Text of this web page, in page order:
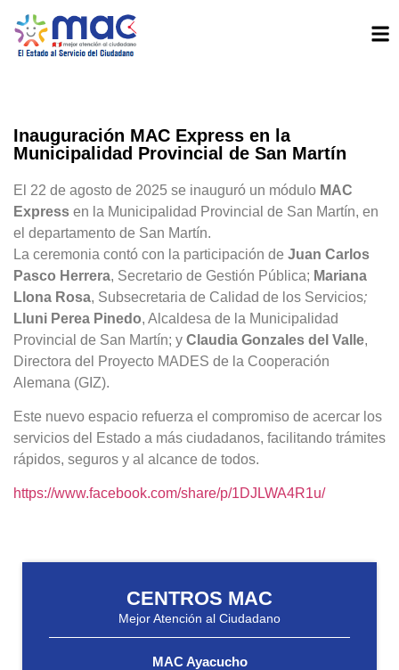
Inauguración MAC Express en la
Municipalidad Provincial de San Martín
El 22 de agosto de 2025 se inauguró un módulo MAC
Express en la Municipalidad Provincial de San Martín, en
el departamento de San Martín.
La ceremonia contó con la participación de Juan Carlos
Pasco Herrera, Secretario de Gestión Pública; Mariana
Llona Rosa, Subsecretaria de Calidad de los Servicios;
Lluni Perea Pinedo, Alcaldesa de la Municipalidad
Provincial de San Martín; y Claudia Gonzales del Valle,
Directora del Proyecto MADES de la Cooperación
Alemana (GIZ).
Este nuevo espacio refuerza el compromiso de acercar los
servicios del Estado a más ciudadanos, facilitando trámites
rápidos, seguros y al alcance de todos.
https://www.facebook.com/share/p/1DJLWA4R1u/
CENTROS MAC
Mejor Atención al Ciudadano
MAC Ayacucho